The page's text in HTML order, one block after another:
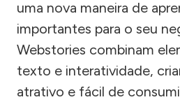
uma nova maneira de
importantes para o seu
Webstories combinam
texto e interatividade,
atrativo e fácil de